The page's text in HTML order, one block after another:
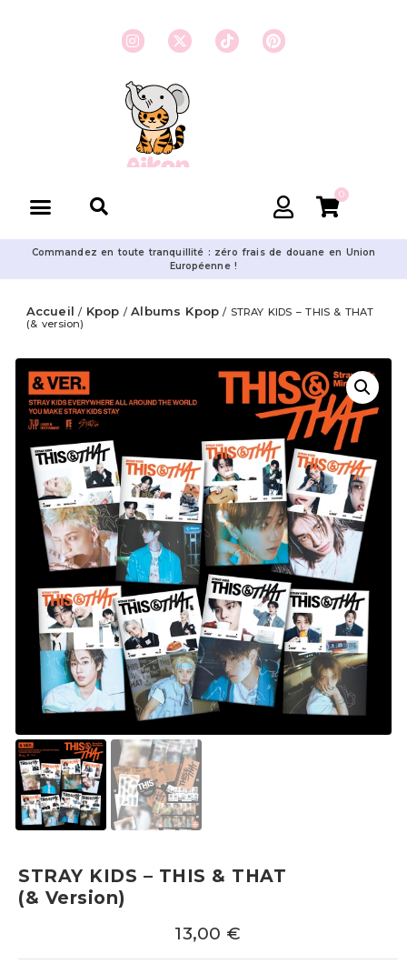
0
Commandez en toute tranquillité : zéro frais de douane en Union
Européenne !
Accueil / Kpop /Albums Kpop/ STRAY KIDS – THIS & THAT
(& version)
STRAY KIDS – THIS & THAT
(& Version)
13,00 €